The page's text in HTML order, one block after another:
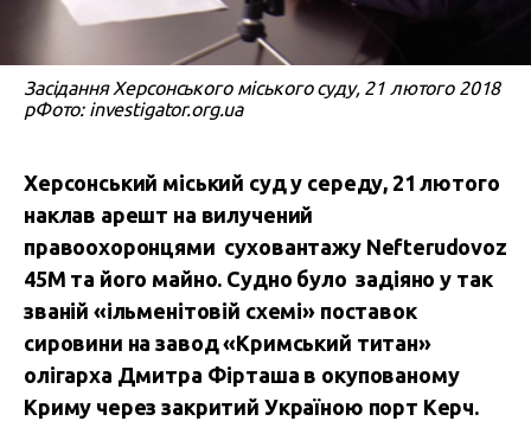
Засідання Херсонського міського суду, 21 лютого 2018
рФото: investigator.org.ua
Херсонський міський суд у середу, 21 лютого
наклав арешт на вилучений
правоохоронцями суховантажу Nefterudovoz
45М та його майно. Судно було задіяно у так
званій «ільменітовій схемі» поставок
сировини на завод «Кримський титан»
олігарха Дмитра Фірташа в окупованому
Криму через закритий Україною порт Керч.